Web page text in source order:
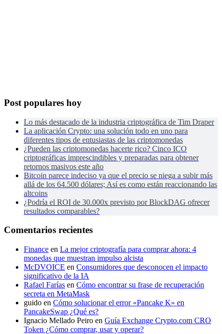
Post populares hoy
Lo más destacado de la industria criptográfica de Tim Draper
La aplicación Crypto: una solución todo en uno para
diferentes tipos de entusiastas de las criptomonedas
¿Pueden las criptomonedas hacerte rico? Cinco ICO
criptográficas imprescindibles y preparadas para obtener
retornos masivos este año
Bitcoin parece indeciso ya que el precio se niega a subir más
allá de los 64.500 dólares; Así es como están reaccionando las
altcoins
¿Podría el ROI de 30.000x previsto por BlockDAG ofrecer
resultados comparables?
Comentarios recientes
Finance en La mejor criptografía para comprar ahora: 4
monedas que muestran impulso alcista
McDVOICE en Consumidores que desconocen el impacto
significativo de la IA
Rafael Farías en Cómo encontrar su frase de recuperación
secreta en MetaMask
guido en Cómo solucionar el error «Pancake K» en
PancakeSwap ¿Qué es?
Ignacio Mellado Peiro en Guía Exchange Crypto.com CRO
Token ¿Cómo comprar, usar y operar?